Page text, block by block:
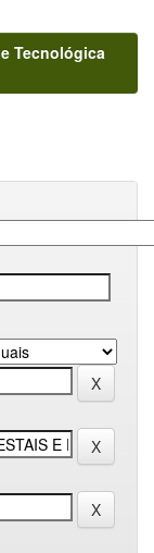
Tecnológica